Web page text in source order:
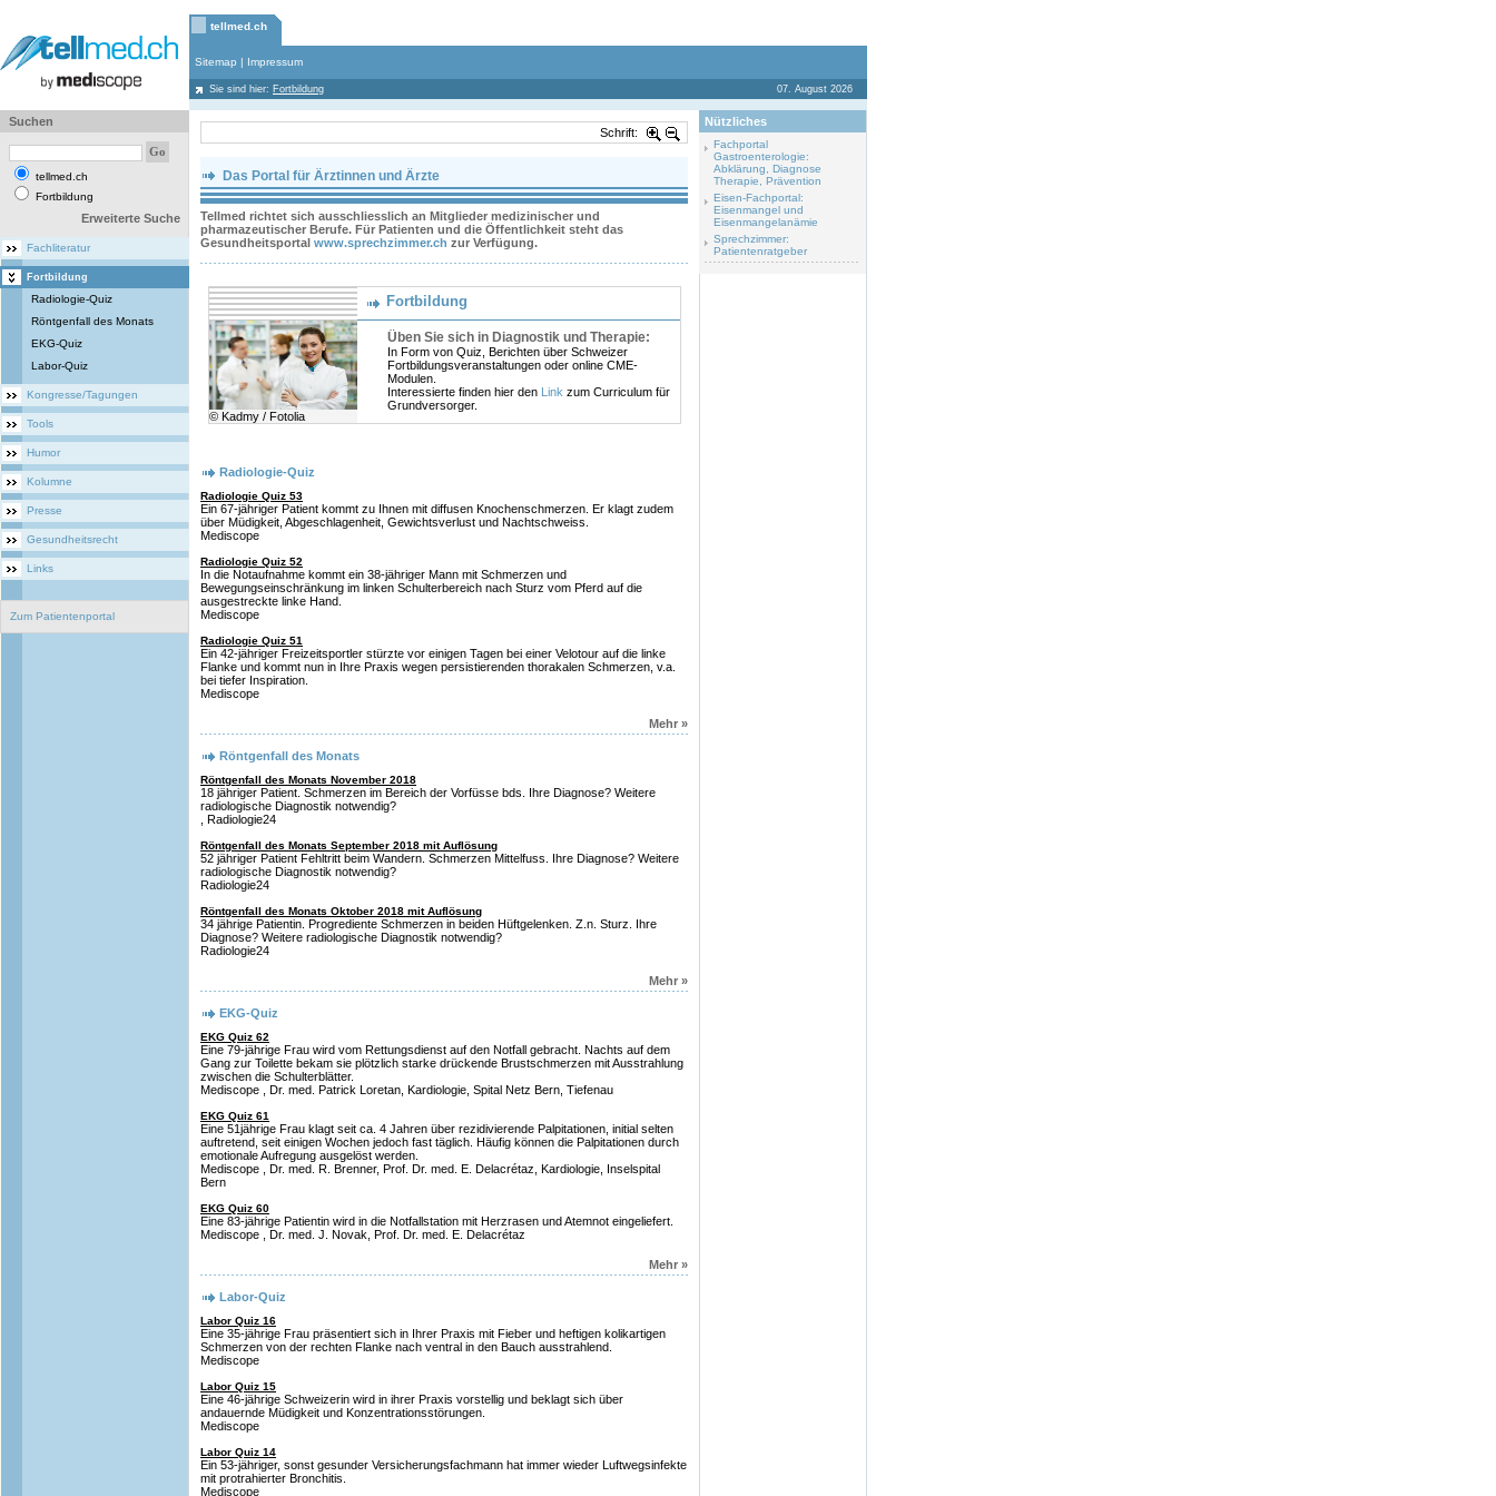
tellmed.ch
Sitemap | Impressum
Sie sind hier: Fortbildung 07. August 2026
Suchen
tellmed.ch
Fortbildung
Erweiterte Suche
Fachliteratur
Fortbildung
Radiologie-Quiz
Röntgenfall des Monats
EKG-Quiz
Labor-Quiz
Kongresse/Tagungen
Tools
Humor
Kolumne
Presse
Gesundheitsrecht
Links
Zum Patientenportal
Schrift:
Das Portal für Ärztinnen und Ärzte
Tellmed richtet sich ausschliesslich an Mitglieder medizinischer und
pharmazeutischer Berufe. Für Patienten und die Öffentlichkeit steht das
Gesundheitsportal www.sprechzimmer.ch zur Verfügung.
© Kadmy / Fotolia
Fortbildung
Üben Sie sich in Diagnostik und Therapie:
In Form von Quiz, Berichten über Schweizer
Fortbildungsveranstaltungen oder online CME-
Modulen.
Interessierte finden hier den Link zum Curriculum für
Grundversorger.
Radiologie-Quiz
Radiologie Quiz 53
Ein 67-jähriger Patient kommt zu Ihnen mit diffusen Knochenschmerzen. Er klagt zudem
über Müdigkeit, Abgeschlagenheit, Gewichtsverlust und Nachtschweiss.
Mediscope
Radiologie Quiz 52
In die Notaufnahme kommt ein 38-jähriger Mann mit Schmerzen und
Bewegungseinschränkung im linken Schulterbereich nach Sturz vom Pferd auf die
ausgestreckte linke Hand.
Mediscope
Radiologie Quiz 51
Ein 42-jähriger Freizeitsportler stürzte vor einigen Tagen bei einer Velotour auf die linke
Flanke und kommt nun in Ihre Praxis wegen persistierenden thorakalen Schmerzen, v.a.
bei tiefer Inspiration.
Mediscope
Mehr »
Röntgenfall des Monats
Röntgenfall des Monats November 2018
18 jähriger Patient. Schmerzen im Bereich der Vorfüsse bds. Ihre Diagnose? Weitere
radiologische Diagnostik notwendig?
, Radiologie24
Röntgenfall des Monats September 2018 mit Auflösung
52 jähriger Patient Fehltritt beim Wandern. Schmerzen Mittelfuss. Ihre Diagnose? Weitere
radiologische Diagnostik notwendig?
Radiologie24
Röntgenfall des Monats Oktober 2018 mit Auflösung
34 jährige Patientin. Progrediente Schmerzen in beiden Hüftgelenken. Z.n. Sturz. Ihre
Diagnose? Weitere radiologische Diagnostik notwendig?
Radiologie24
Mehr »
EKG-Quiz
EKG Quiz 62
Eine 79-jährige Frau wird vom Rettungsdienst auf den Notfall gebracht. Nachts auf dem
Gang zur Toilette bekam sie plötzlich starke drückende Brustschmerzen mit Ausstrahlung
zwischen die Schulterblätter.
Mediscope , Dr. med. Patrick Loretan, Kardiologie, Spital Netz Bern, Tiefenau
EKG Quiz 61
Eine 51jährige Frau klagt seit ca. 4 Jahren über rezidivierende Palpitationen, initial selten
auftretend, seit einigen Wochen jedoch fast täglich. Häufig können die Palpitationen durch
emotionale Aufregung ausgelöst werden.
Mediscope , Dr. med. R. Brenner, Prof. Dr. med. E. Delacrétaz, Kardiologie, Inselspital
Bern
EKG Quiz 60
Eine 83-jährige Patientin wird in die Notfallstation mit Herzrasen und Atemnot eingeliefert.
Mediscope , Dr. med. J. Novak, Prof. Dr. med. E. Delacrétaz
Mehr »
Labor-Quiz
Labor Quiz 16
Eine 35-jährige Frau präsentiert sich in Ihrer Praxis mit Fieber und heftigen kolikartigen
Schmerzen von der rechten Flanke nach ventral in den Bauch ausstrahlend.
Mediscope
Labor Quiz 15
Eine 46-jährige Schweizerin wird in ihrer Praxis vorstellig und beklagt sich über
andauernde Müdigkeit und Konzentrationsstörungen.
Mediscope
Labor Quiz 14
Ein 53-jähriger, sonst gesunder Versicherungsfachmann hat immer wieder Luftwegsinfekte
mit protrahierter Bronchitis.
Mediscope
Nützliches
Fachportal
Gastroenterologie:
Abklärung, Diagnose
Therapie, Prävention
Eisen-Fachportal:
Eisenmangel und
Eisenmangelanämie
Sprechzimmer:
Patientenratgeber